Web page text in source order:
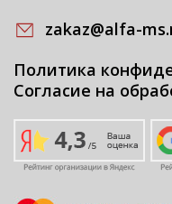
zakaz@alfa-
Политика
Согласие на